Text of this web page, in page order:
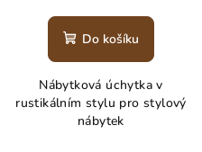
Do košíku
Nábytková úchytka v
rustikálním stylu pro stylový
nábytek